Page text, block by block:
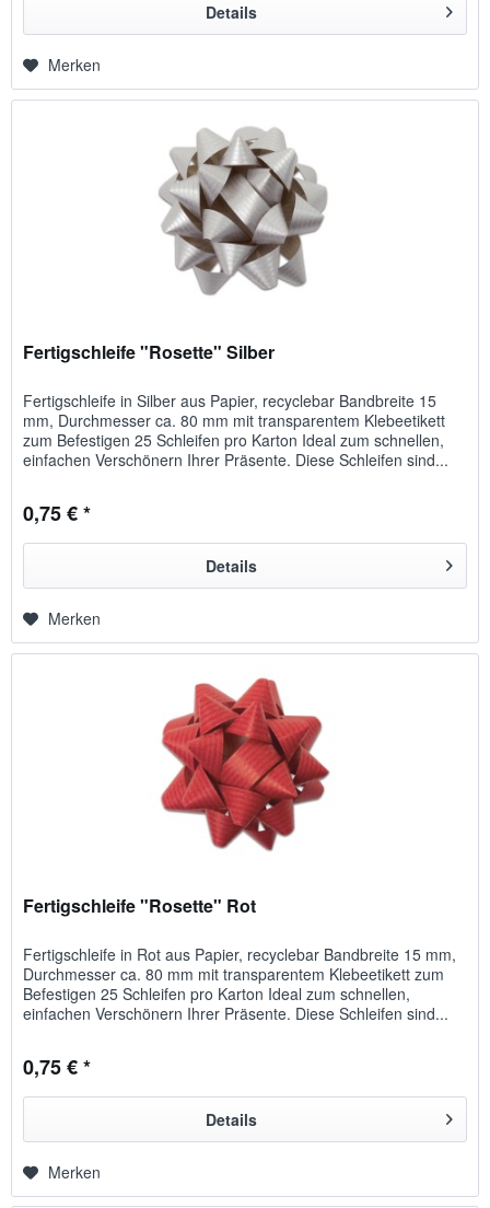
Details
Merken
Fertigschleife "Rosette" Silber
Fertigschleife in Silber aus Papier, recyclebar Bandbreite 15
mm, Durchmesser ca. 80 mm mit transparentem Klebeetikett
zum Befestigen 25 Schleifen pro Karton Ideal zum schnellen,
einfachen Verschönern Ihrer Präsente. Diese Schleifen sind...
0,75 € *
Details
Merken
Fertigschleife "Rosette" Rot
Fertigschleife in Rot aus Papier, recyclebar Bandbreite 15 mm,
Durchmesser ca. 80 mm mit transparentem Klebeetikett zum
Befestigen 25 Schleifen pro Karton Ideal zum schnellen,
einfachen Verschönern Ihrer Präsente. Diese Schleifen sind...
0,75 € *
Details
Merken